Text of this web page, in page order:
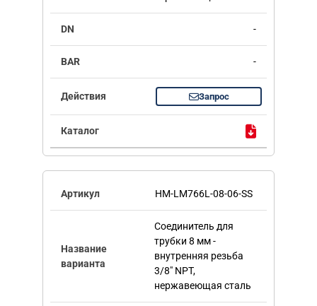
-
-
Запрос
HM-LM766L-08-06-SS
Соединитель для
трубки 8 мм -
внутренняя резьба
3/8" NPT,
нержавеющая сталь